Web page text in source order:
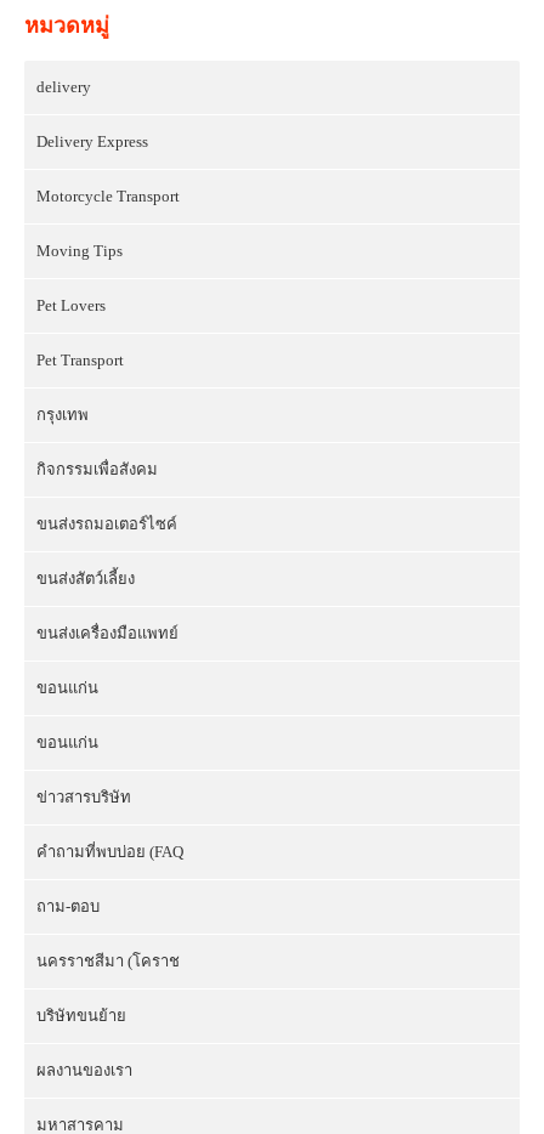
หมวดหมู่
delivery
Delivery Express
Motorcycle Transport
Moving Tips
Pet Lovers
Pet Transport
กรุงเทพ
กิจกรรมเพื่อสังคม
ขนส่งรถมอเตอร์ไซค์
ขนส่งสัตว์เลี้ยง
ขนส่งเครื่องมือแพทย์
ขอนแก่น
ขอนแก่น
ข่าวสารบริษัท
คำถามที่พบบ่อย (FAQ
ถาม-ตอบ
นครราชสีมา (โคราช
บริษัทขนย้าย
ผลงานของเรา
มหาสารคาม